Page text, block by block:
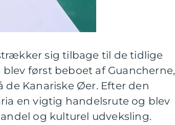
sig tilbage til de tidlige
først beboet af Guancherne,
Kanariske Øer. Efter den
en vigtig handelsrute og blev
og kulturel udveksling.